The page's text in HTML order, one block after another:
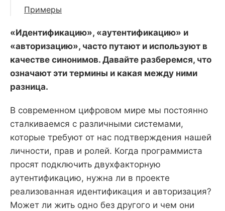
Двухфакторная аутентификация
аутентификации
Что еще важно знать об авторизации
Примеры
«Идентификацию», «аутентификацию» и
«авторизацию», часто путают и используют в
качестве синонимов. Давайте разберемся, что
означают эти термины и какая между ними
разница.
В современном цифровом мире мы постоянно
сталкиваемся с различными системами,
которые требуют от нас подтверждения нашей
личности, прав и ролей. Когда программиста
просят подключить двухфакторную
аутентификацию, нужна ли в проекте
реализованная идентификация и авторизация?
Может ли жить одно без другого и чем они